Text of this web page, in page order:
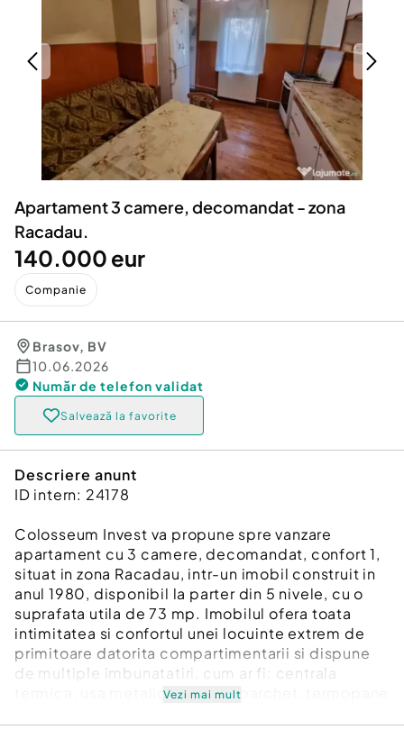
Animale de companie
Afaceri și echipamente profesionale
Inchiriere Bunuri si Vehicule
Utilaje agricole si industriale
Piese auto si accesorii
Dacia Duster
Apartament 3 camere, decomandat - zona
Racadau.
140.000 eur
Companie
Brasov, BV
10.06.2026
Număr de telefon validat
Salvează la favorite
Descriere anunt
ID intern: 24178
Colosseum Invest va propune spre vanzare
apartament cu 3 camere, decomandat, confort 1,
situat in zona Racadau, intr-un imobil construit in
anul 1980, disponibil la parter din 5 nivele, cu o
suprafata utila de 73 mp. Imobilul ofera toata
intimitatea si confortul unei locuinte extrem de
primitoare datorita compartimentarii si dispune
de multiple imbunatatiri, cum ar fi: centrala
termica, usa metalica, gresie, parchet, termopane
Vezi mai mult